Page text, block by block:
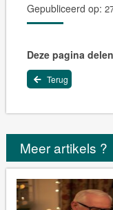
Gepubliceerd op:
Deze pagina delen
Terug
Meer artikels ?